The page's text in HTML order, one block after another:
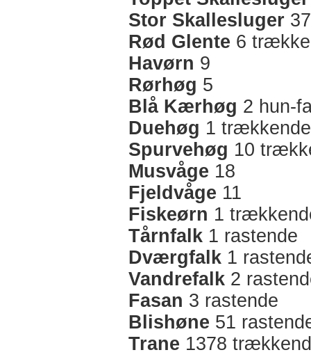
Stor Skallesluger
Rød Glente 6
Havørn 9
Rørhøg 5
Blå Kærhøg 2 hun-
Duehøg 1
Spurvehøg 10
Musvåge 18
Fjeldvåge 11
Fiskeørn 1
Tårnfalk 1 rastende
Dværgfalk 1
Vandrefalk 2
Fasan 3 rastende
Blishøne 51
Trane 1378